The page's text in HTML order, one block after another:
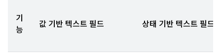
기
능
값 기반 텍스트 필드 상태 기반 텍스트 필드